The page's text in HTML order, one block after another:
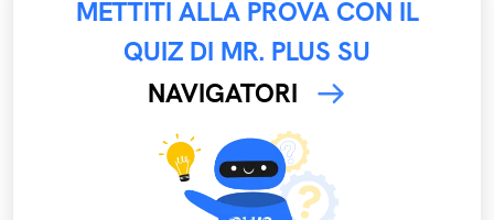
METTITI ALLA PROVA CON IL
QUIZ DI MR. PLUS SU
NAVIGATORI